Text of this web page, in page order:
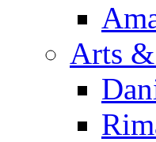
Arts